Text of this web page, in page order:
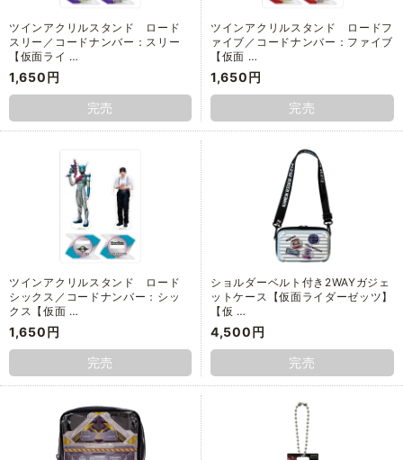
ツインアクリルスタンド ロード
スリー／コードナンバー：スリー
【仮面ライ …
1,650円
完売
ツインアクリルスタンド ロードフ
ァイブ／コードナンバー：ファイブ
【仮面 …
1,650円
完売
ツインアクリルスタンド ロード
シックス／コードナンバー：シッ
クス【仮面 …
1,650円
完売
ショルダーベルト付き2WAYガジェ
ットケース【仮面ライダーゼッツ】
【仮 …
4,500円
完売